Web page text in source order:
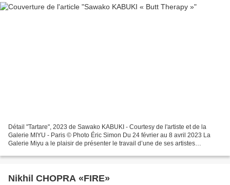
Détail "Tartare", 2023 de Sawako KABUKI - Courtesy de l'artiste et de la
Galerie MIYU - Paris © Photo Éric Simon Du 24 février au 8 avril 2023 La
Galerie Miyu a le plaisir de présenter le travail d’une de ses artistes
Nikhil CHOPRA «FIRE»